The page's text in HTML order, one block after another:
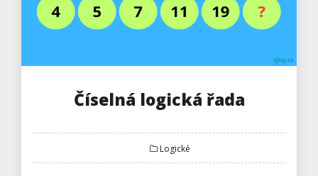
Číselná logická řada
Logické